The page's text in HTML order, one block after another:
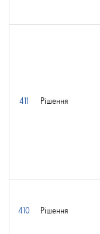
411 Рішення
410 Рішення